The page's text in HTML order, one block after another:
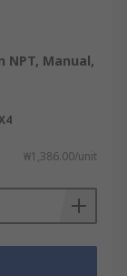
NPT, Manual,
₩1,386.00/unit